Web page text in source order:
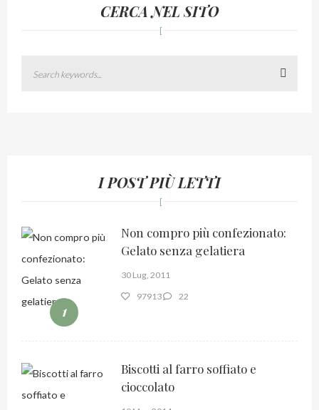
CERCA NEL SITO
Search
I POST PIÙ LETTI
1
Non compro più confezionato:
Gelato senza gelatiera
30 Lug, 2011
97913
22
Biscotti al farro soffiato e
cioccolato